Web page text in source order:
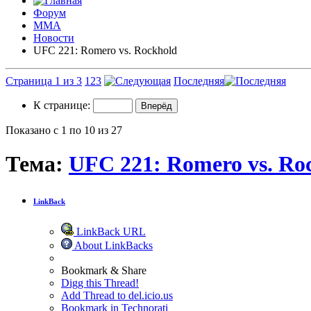
Форум
ММА
Новости
UFC 221: Romero vs. Rockhold
Страница 1 из 3 1 23 Последняя
К странице:
Показано с 1 по 10 из 27
Тема: UFC 221: Romero vs.
LinkBack
LinkBack URL
About LinkBacks
Bookmark & Share
Digg this Thread!
Add Thread to del.icio.us
Bookmark in Technorati